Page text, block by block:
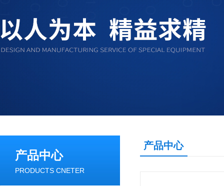
产品中心
PRODUCTS CNETER
产品中心